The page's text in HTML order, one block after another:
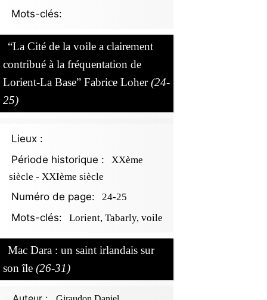
Mots-clés:
“La Cité de la voile a clairement
contribué à la fréquentation de
Lorient-La Base” Fabrice Loher(24-
25)
Lieux :
Période historique :
XXème
siècle - XXIème siècle
Numéro de page: 24-25
Mots-clés: Lorient, Tabarly, voile
Mac Dara : un saint irlandais sur
son île (26-31)